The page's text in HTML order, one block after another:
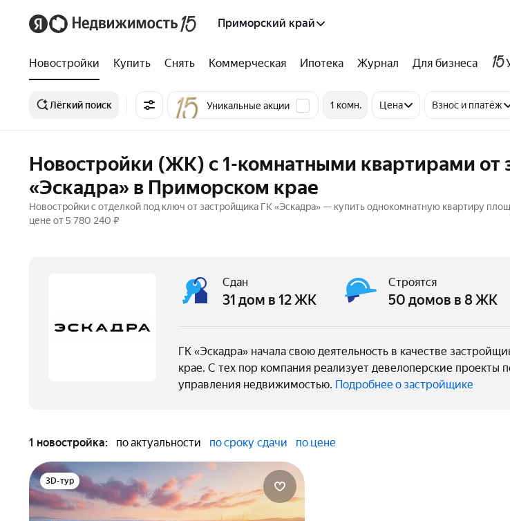
Приморский край
Новостройки Купить Снять Коммерческая Ипотека Журнал Для бизнеса
Лёгкий поиск Уникальные акции 1 комн. Цена Взнос и платёж
Новостройки (ЖК) с 1-комнатными квартирами от
«Эскадра» в Приморском крае
Новостройки с отделкой под ключ от застройщика ГК «Эскадра» — купить однокомнатную квартиру
цене от 5 780 240 ₽
Сдан
31 дом в 12 ЖК
Строятся
50 домов в 8 ЖК
ГК «Эскадра» начала свою деятельность в качестве
крае. С тех пор компания реализует девелоперские проекты
управления недвижимостью. Подробнее о застройщике
1 новостройка: по актуальности по сроку сдачи по цене
3D-тур